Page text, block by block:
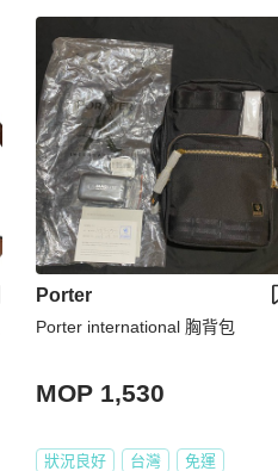
Porter
Porter international 胸背包
MOP 1,530
狀況良好 台灣 免運